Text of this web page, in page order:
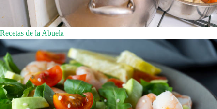
Recetas de la Abuela